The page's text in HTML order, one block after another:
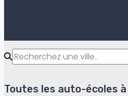
Toutes les auto-écoles à